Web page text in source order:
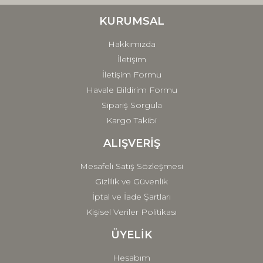
Ürün fiyatı diğer sitelerden daha pahalı.
Gönder
KURUMSAL
Hakkımızda
İletişim
İletişim Formu
Havale Bildirim Formu
Sipariş Sorgula
Kargo Takibi
ALIŞVERİŞ
Mesafeli Satış Sözleşmesi
Gizlilik ve Güvenlik
İptal ve İade Şartları
Kişisel Veriler Politikası
ÜYELİK
Hesabım